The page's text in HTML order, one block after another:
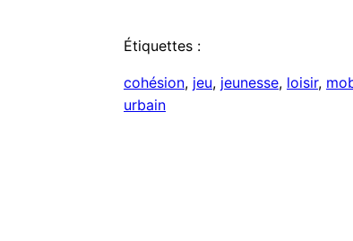
Étiquettes :
cohésion, jeu, jeunesse, loisir,
urbain